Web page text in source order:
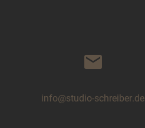
mail
info@studio-schreiber.de